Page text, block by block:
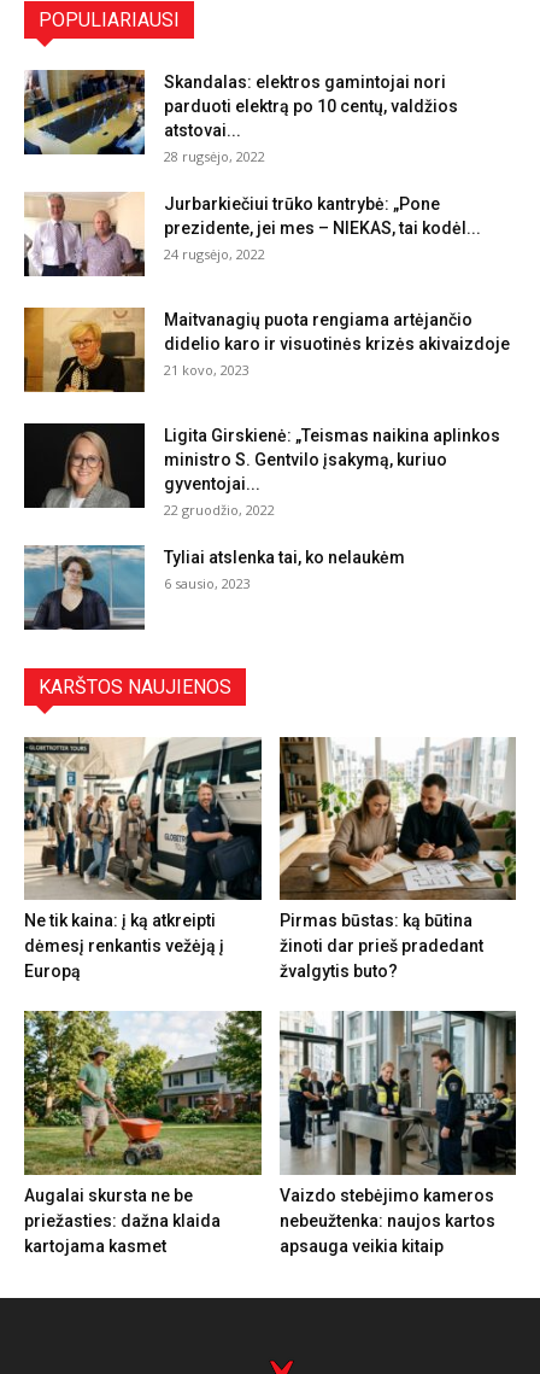
POPULIARIAUSI
Skandalas: elektros gamintojai nori
parduoti elektrą po 10 centų, valdžios
atstovai...
28 rugsėjo, 2022
Jurbarkiečiui trūko kantrybė: „Pone
prezidente, jei mes – NIEKAS, tai kodėl...
24 rugsėjo, 2022
Maitvanagių puota rengiama artėjančio
didelio karo ir visuotinės krizės akivaizdoje
21 kovo, 2023
Ligita Girskienė: „Teismas naikina aplinkos
ministro S. Gentvilo įsakymą, kuriuo
gyventojai...
22 gruodžio, 2022
Tyliai atslenka tai, ko nelaukėm
6 sausio, 2023
KARŠTOS NAUJIENOS
Ne tik kaina: į ką atkreipti
dėmesį renkantis vežėją į
Europą
Pirmas būstas: ką būtina
žinoti dar prieš pradedant
žvalgytis buto?
Augalai skursta ne be
priežasties: dažna klaida
kartojama kasmet
Vaizdo stebėjimo kameros
nebeužtenka: naujos kartos
apsauga veikia kitaip